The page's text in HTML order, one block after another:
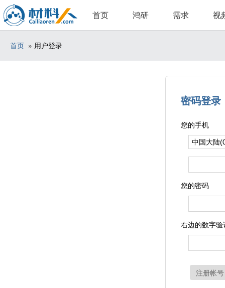
首页 鸿研 需求 视
首页 » 用户登录
密码登录
您的手机
您的密码
右边的数字验
注册帐号